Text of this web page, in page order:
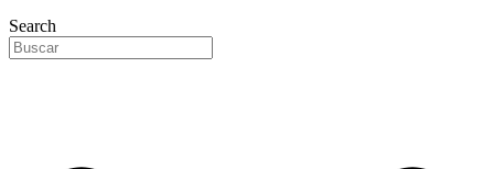
Search